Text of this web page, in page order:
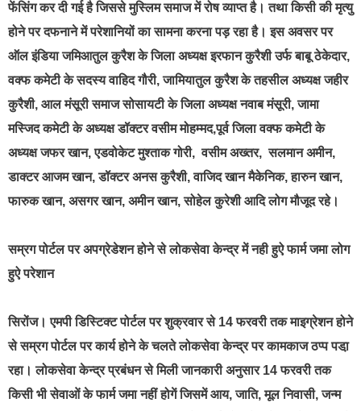
फेंसिंग कर दी गई है जिससे मुस्लिम समाज में रोष व्याप्त है। तथा किसी की मृत्यु
होने पर दफनाने में परेशानियों का सामना करना पड़ रहा है। इस अवसर पर
ऑल इंडिया जमिआतुल कुरैश के जिला अध्यक्ष इरफान कुरैशी उर्फ बाबू ठेकेदार,
वक्फ कमेटी के सदस्य वाहिद गौरी, जामियातुल कुरैश के तहसील अध्यक्ष जहीर
कुरैशी, आल मंसूरी समाज सोसायटी के जिला अध्यक्ष नवाब मंसूरी, जामा
मस्जिद कमेटी के अध्यक्ष डॉक्टर वसीम मोहम्मद,पूर्व जिला वक्फ कमेटी के
अध्यक्ष जफर खान, एडवोकेट मुश्ताक गोरी, वसीम अख्तर, सलमान अमीन,
डाक्टर आजम खान, डॉक्टर अनस कुरैशी, वाजिद खान मैकेनिक, हारुन खान,
फारुक खान, असगर खान, अमीन खान, सोहेल कुरेशी आदि लोग मौजूद रहे।
सम्रग पोर्टल पर अपग्रेडेशन होने से लोकसेवा केन्द्र में नही हुऐ फार्म जमा लोग
हुऐ परेशान
सिरोंज। एमपी डिस्टिक्ट पोर्टल पर शुक्रवार से 14 फरवरी तक माइग्रेशन होने
से सम्रग पोर्टल पर कार्य होने के चलते लोकसेवा केन्द्र पर कामकाज ठप्प पडा़
रहा। लोकसेवा केन्द्र प्रबंधन से मिली जानकारी अनुसार 14 फरवरी तक
किसी भी सेवाओं के फार्म जमा नहीं होगें जिसमें आय, जाति, मूल निवासी, जन्म